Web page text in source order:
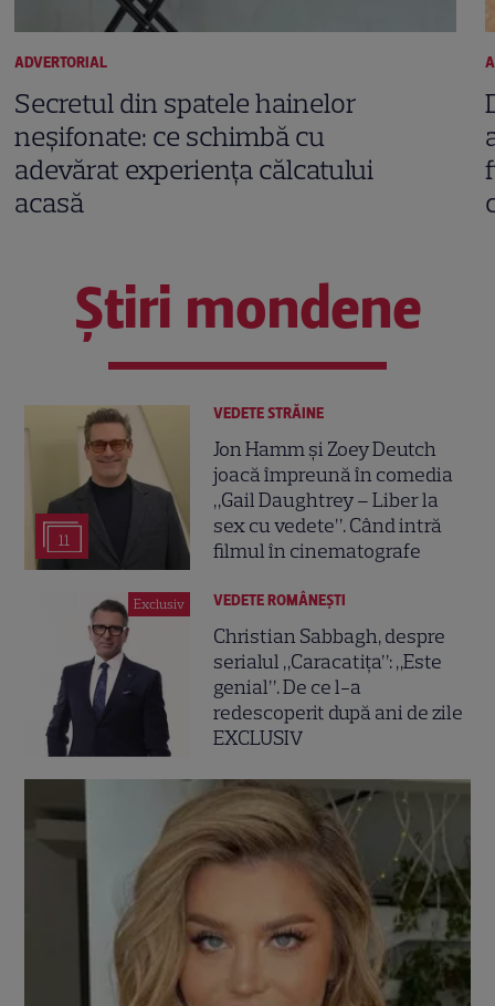
ADVERTORIAL
Secretul din spatele hainelor
neșifonate: ce schimbă cu
adevărat experiența călcatului
acasă
Știri mondene
11
VEDETE STRĂINE
Jon Hamm și Zoey Deutch
joacă împreună în comedia
„Gail Daughtrey – Liber la
sex cu vedete”. Când intră
filmul în cinematografe
Exclusiv VEDETE ROMÂNEŞTI
Christian Sabbagh, despre
serialul „Caracatița”: „Este
genial”. De ce l-a
redescoperit după ani de zile
EXCLUSIV